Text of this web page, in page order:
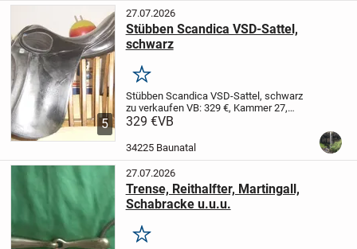
5
27.07.2026
Stübben Scandica VSD-Sattel,
schwarz
Merken
Stübben Scandica VSD-Sattel, schwarz
zu verkaufen VB: 329 €, Kammer 27,
Sitzfläche 17,5 Zoll
Beide Sättel sind in einem guten...
329 €VB
34225 Baunatal
27.07.2026
Trense, Reithalfter, Martingall,
Schabracke u.u.u.
Merken